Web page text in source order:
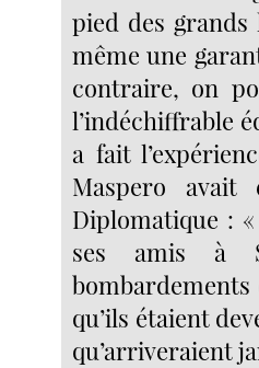
pied des
même une
contraire, on
l’indéchiffrable
a fait
Maspero
Diplomatique :
ses amis à
qu’ils étaient
qu’arriveraient